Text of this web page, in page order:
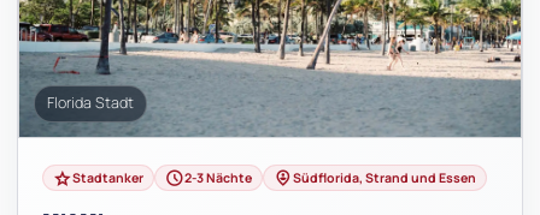
Florida Stadt
gradeStadtanker schedule2-3 Nächte person_pin_circleSüdflorida, Strand und Essen